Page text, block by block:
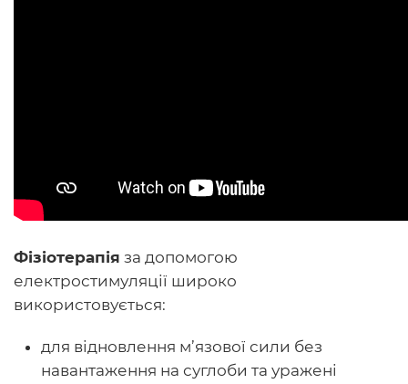
Фізіотерапія за допомогою
електростимуляції широко
використовується:
для відновлення м’язової сили без
навантаження на суглоби та уражені